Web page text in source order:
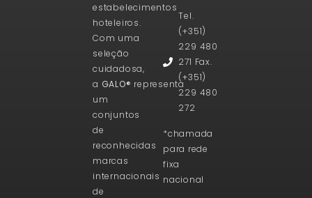
estabelecimentos
hoteleiros.
Com uma
seleção
cuidadosa,
a GALO® representa
um
conjuntos
de
reconhecidas
marcas
internacionais
de
Tel.
(+351)
229 480
271 Fax.
(+351)
229 480
272
*chamada
para rede
fixa
nacional